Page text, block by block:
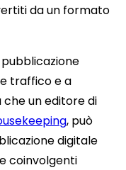
da un formato
traffico e a
che un editore di
, può
digitale
coinvolgenti